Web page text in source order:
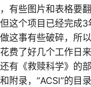
有些图片和表格要
这个项目已经完成3
这事有些破碎，所
费了好几个工作日
有《救赎科学》的
附录，“ACSI”的目